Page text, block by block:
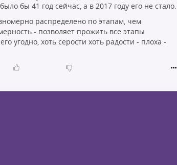
бы 41 год сейчас, а в 2017 году его не стало.
распределено по этапам, чем
- позволяет прожить все этапы
угодно, хоть серости хоть радости - плоха -